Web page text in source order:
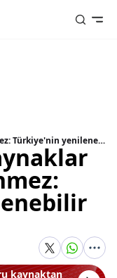
Enerji ve Tabii Kaynaklar Bakanı Fatih Dönmez: Türkiye'nin yenilenebilir atağı sürüyor
kaynaktan